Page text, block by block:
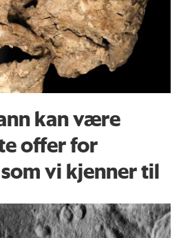
kan være
offer for
vi kjenner til